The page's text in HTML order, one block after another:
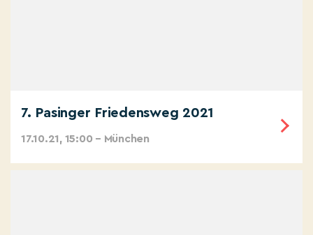
7. Pasinger Friedensweg 2021
17.10.21, 15:00 – München